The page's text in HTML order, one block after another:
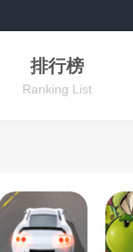
排行榜
Ranking List